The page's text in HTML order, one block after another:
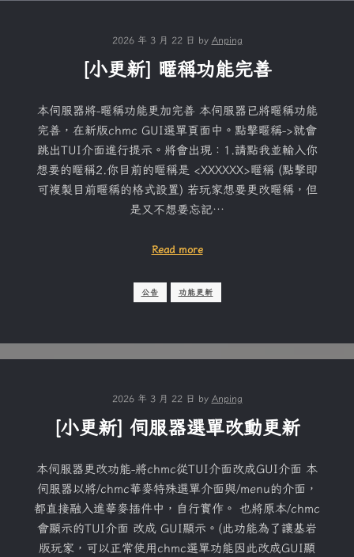
2026 年 3 月 22 日 by Anping
[小更新] 暱稱功能完善
本伺服器將-暱稱功能更加完善 本伺服器已將暱稱功能
完善，在新版chmc GUI選單頁面中。點擊暱稱->就會
跳出TUI介面進行提示。將會出現：1.請點我並輸入你
想要的暱稱2.你目前的暱稱是 <XXXXXX>暱稱 (點擊即
可複製目前暱稱的格式設置) 若玩家想要更改暱稱，但
是又不想要忘記…
Read more
公告 功能更新
2026 年 3 月 22 日 by Anping
[小更新] 伺服器選單改動更新
本伺服器更改功能-將chmc從TUI介面改成GUI介面 本
伺服器以將/chmc華麥特殊選單介面與/menu的介面，
都直接融入進華麥插件中，自行實作。 也將原本/chmc
會顯示的TUI介面 改成 GUI顯示。(此功能為了讓基岩
版玩家，可以正常使用chmc選單功能因此改成GUI顯